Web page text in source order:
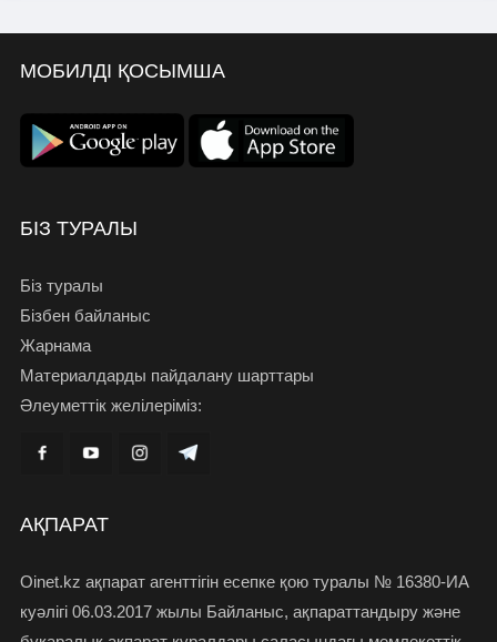
МОБИЛДІ ҚОСЫМША
БІЗ ТУРАЛЫ
Біз туралы
Бізбен байланыс
Жарнама
Материалдарды пайдалану шарттары
Әлеуметтік желілеріміз:
АҚПАРАТ
Oinet.kz ақпарат агенттігін есепке қою туралы № 16380-ИА
куәлігі 06.03.2017 жылы Байланыс, ақпараттандыру және